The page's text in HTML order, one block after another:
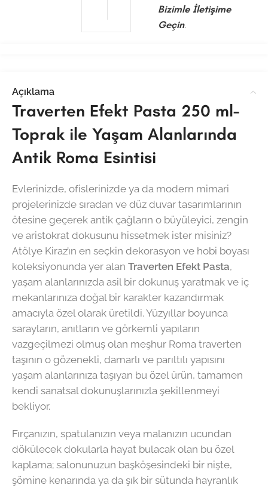
Bizimle İletişime
Geçin.
Açıklama
Traverten Efekt Pasta 250 ml-
Toprak ile Yaşam Alanlarında
Antik Roma Esintisi
Evlerinizde, ofislerinizde ya da modern mimari
projelerinizde sıradan ve düz duvar tasarımlarının
ötesine geçerek antik çağların o büyüleyici, zengin
ve aristokrat dokusunu hissetmek ister misiniz?
Atölye Kiraz’ın en seçkin dekorasyon ve hobi boyası
koleksiyonunda yer alan Traverten Efekt Pasta,
yaşam alanlarınızda asil bir dokunuş yaratmak ve iç
mekanlarınıza doğal bir karakter kazandırmak
amacıyla özel olarak üretildi. Yüzyıllar boyunca
sarayların, anıtların ve görkemli yapıların
vazgeçilmezi olmuş olan meşhur Roma traverten
taşının o gözenekli, damarlı ve parıltılı yapısını
yaşam alanlarınıza taşıyan bu özel ürün, tamamen
kendi sanatsal dokunuşlarınızla şekillenmeyi
bekliyor.
Fırçanızın, spatulanızın veya malanızın ucundan
dökülecek dokularla hayat bulacak olan bu özel
kaplama; salonunuzun başköşesindeki bir nişte,
şömine kenarında ya da şık bir sütunda hayranlık